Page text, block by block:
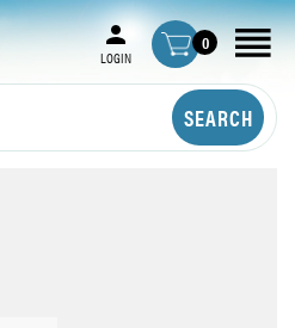
LOGIN
0